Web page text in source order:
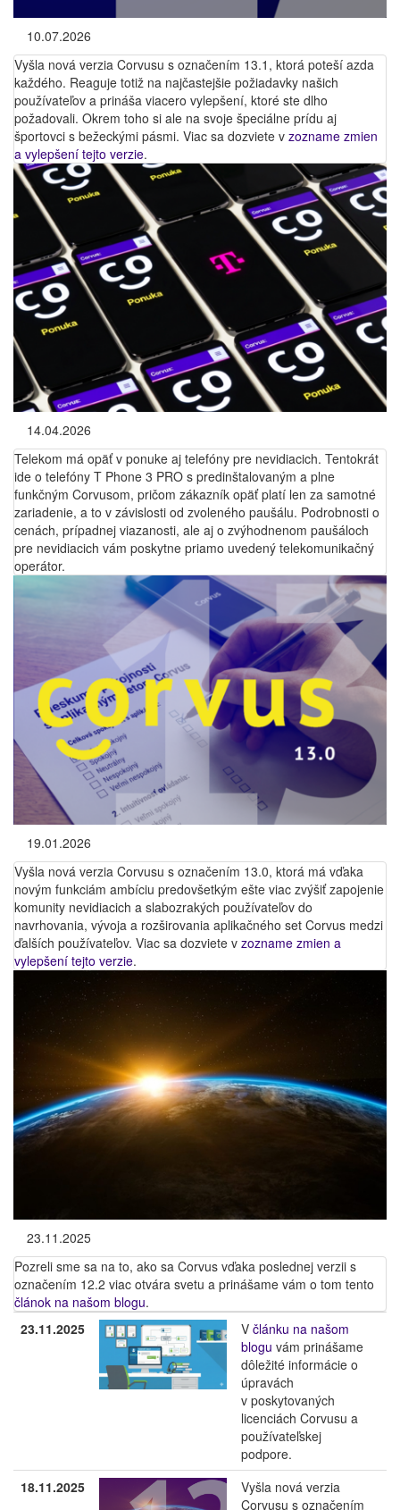
10.07.2026
Vyšla nová verzia Corvusu s označením 13.1, ktorá poteší azda
každého. Reaguje totiž na najčastejšie požiadavky našich
používateľov a prináša viacero vylepšení, ktoré ste dlho
požadovali. Okrem toho si ale na svoje špeciálne prídu aj
športovci s bežeckými pásmi. Viac sa dozviete v zozname zmien
a vylepšení tejto verzie.
14.04.2026
Telekom má opäť v ponuke aj telefóny pre nevidiacich. Tentokrát
ide o telefóny T Phone 3 PRO s predinštalovaným a plne
funkčným Corvusom, pričom zákazník opäť platí len za samotné
zariadenie, a to v závislosti od zvoleného paušálu. Podrobnosti o
cenách, prípadnej viazanosti, ale aj o zvýhodnenom paušáloch
pre nevidiacich vám poskytne priamo uvedený telekomunikačný
operátor.
19.01.2026
Vyšla nová verzia Corvusu s označením 13.0, ktorá má vďaka
novým funkciám ambíciu predovšetkým ešte viac zvýšiť zapojenie
komunity nevidiacich a slabozrakých používateľov do
navrhovania, vývoja a rozširovania aplikačného set Corvus medzi
ďalších používateľov. Viac sa dozviete v zozname zmien a
vylepšení tejto verzie.
23.11.2025
Pozreli sme sa na to, ako sa Corvus vďaka poslednej verzii s
označením 12.2 viac otvára svetu a prinášame vám o tom tento
článok na našom blogu.
23.11.2025
V článku na našom
blogu vám prinášame
dôležité informácie o
úpravách
v poskytovaných
licenciách Corvusu a
používateľskej
podpore.
18.11.2025
Vyšla nová verzia
Corvusu s označením